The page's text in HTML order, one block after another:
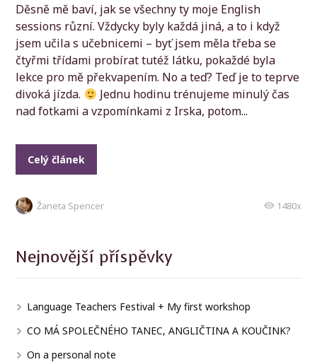
Děsně mě baví, jak se všechny ty moje English
sessions různí. Vždycky byly každá jiná, a to i když
jsem učila s učebnicemi – byť jsem měla třeba se
čtyřmi třídami probírat tutéž látku, pokaždé byla
lekce pro mě překvapením. No a teď? Teď je to teprve
divoká jízda.
Jednu hodinu trénujeme minulý čas
nad fotkami a vzpomínkami z Irska, potom...
Celý článek
Žaneta Spencer 1480x
Nejnovější příspěvky
Language Teachers Festival + My first workshop
CO MÁ SPOLEČNÉHO TANEC, ANGLIČTINA A KOUČINK?
On a personal note